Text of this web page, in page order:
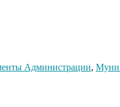
Администрации,